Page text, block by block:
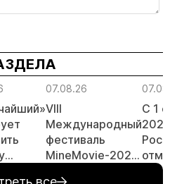
07.08.26
VIII
Международный
фестиваль
MineMovie-2026
С 1
2026